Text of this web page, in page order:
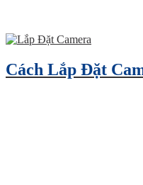
Cách Lắp Đặt